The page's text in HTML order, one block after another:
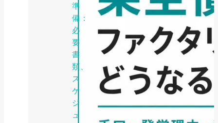
準
備：
必
要
書
類、
ス
ケ
ジ
ュ